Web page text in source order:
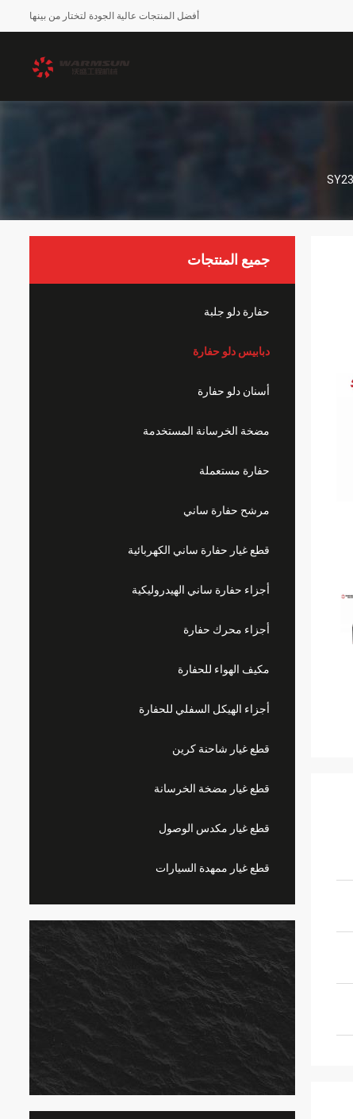
أفضل المنتجات عالية الجودة لتختار من بينها
جميع المنتجات
حفارة دلو جلبة
دبابيس دلو حفارة
أسنان دلو حفارة
مضخة الخرسانة المستخدمة
حفارة مستعملة
مرشح حفارة ساني
قطع غيار حفارة ساني الكهربائية
أجزاء حفارة ساني الهيدروليكية
أجزاء محرك حفارة
مكيف الهواء للحفارة
أجزاء الهيكل السفلي للحفارة
قطع غيار شاحنة كرين
قطع غيار مضخة الخرسانة
قطع غيار مكدس الوصول
قطع غيار ممهدة السيارات